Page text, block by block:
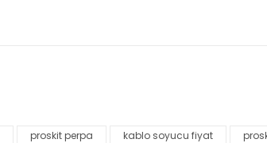
proskit perpa kablo soyucu fiyat